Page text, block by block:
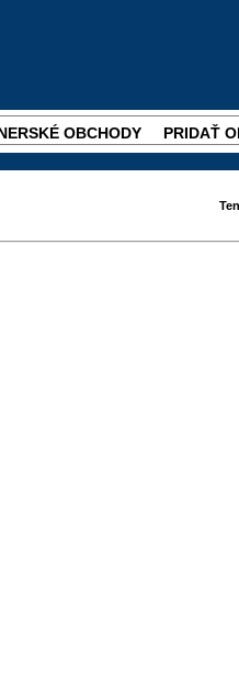
OBCHODY
PRIDAŤ